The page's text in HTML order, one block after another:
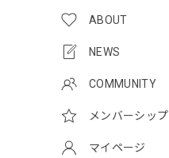
ABOUT
NEWS
COMMUNITY
メンバーシップ
マイページ